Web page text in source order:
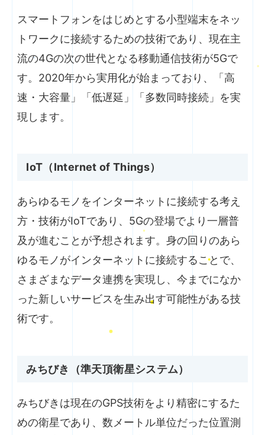
スマートフォンをはじめとする小型端末をネッ
トワークに接続するための技術であり、現在主
流の4Gの次の世代となる移動通信技術が5Gで
す。2020年から実用化が始まっており、「高
速・大容量」「低遅延」「多数同時接続」を実
現します。
IoT（Internet of Things）
あらゆるモノをインターネットに接続する考え
方・技術がIoTであり、5Gの登場でより一層普
及が進むことが予想されます。身の回りのあら
ゆるモノがインターネットに接続することで、
さまざまなデータ連携を実現し、今までになか
った新しいサービスを生み出す可能性がある技
術です。
みちびき（準天頂衛星システム）
みちびきは現在のGPS技術をより精密にするた
めの衛星であり、数メートル単位だった位置測